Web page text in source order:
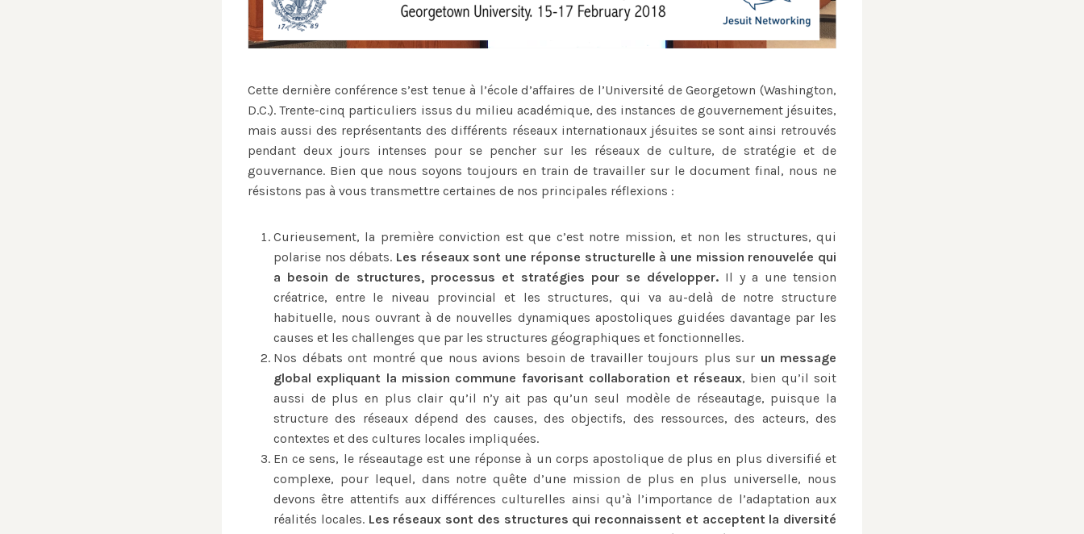
Cette dernière conférence s’est tenue à l’école d’affaires de l’Université de Georgetown (Washington,
D.C.). Trente-cinq particuliers issus du milieu académique, des instances de gouvernement jésuites,
mais aussi des représentants des différents réseaux internationaux jésuites se sont ainsi retrouvés
pendant deux jours intenses pour se pencher sur les réseaux de culture, de stratégie et de
gouvernance. Bien que nous soyons toujours en train de travailler sur le document final, nous ne
résistons pas à vous transmettre certaines de nos principales réflexions :
Curieusement, la première conviction est que c’est notre mission, et non les structures, qui
polarise nos débats. Les réseaux sont une réponse structurelle à une mission renouvelée qui
a besoin de structures, processus et stratégies pour se développer. Il y a une tension
créatrice, entre le niveau provincial et les structures, qui va au-delà de notre structure
habituelle, nous ouvrant à de nouvelles dynamiques apostoliques guidées davantage par les
causes et les challenges que par les structures géographiques et fonctionnelles.
Nos débats ont montré que nous avions besoin de travailler toujours plus sur un message
global expliquant la mission commune favorisant collaboration et réseaux, bien qu’il soit
aussi de plus en plus clair qu’il n’y ait pas qu’un seul modèle de réseautage, puisque la
structure des réseaux dépend des causes, des objectifs, des ressources, des acteurs, des
contextes et des cultures locales impliquées.
En ce sens, le réseautage est une réponse à un corps apostolique de plus en plus diversifié et
complexe, pour lequel, dans notre quête d’une mission de plus en plus universelle, nous
devons être attentifs aux différences culturelles ainsi qu’à l’importance de l’adaptation aux
réalités locales. Les réseaux sont des structures qui reconnaissent et acceptent la diversité